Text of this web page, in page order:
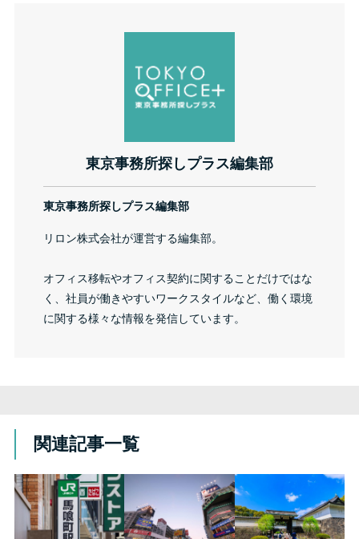
東京事務所探しプラス編集部
東京事務所探しプラス編集部
リロン株式会社が運営する編集部。
オフィス移転やオフィス契約に関することだけではな
く、社員が働きやすいワークスタイルなど、働く環境
に関する様々な情報を発信しています。
関連記事一覧